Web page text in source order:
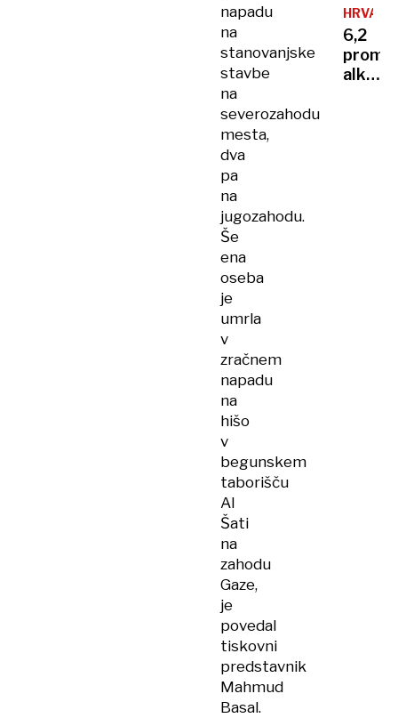
napadu
na
stanovanjske
stavbe
na
severozahodu
mesta,
dva
pa
na
jugozahodu.
Še
ena
oseba
je
umrla
v
zračnem
napadu
na
hišo
v
begunskem
taborišču
Al
Šati
na
zahodu
Gaze,
je
povedal
tiskovni
predstavnik
Mahmud
Basal.
sina
Lionela
svetu?
400
nad
tlemi
6,2